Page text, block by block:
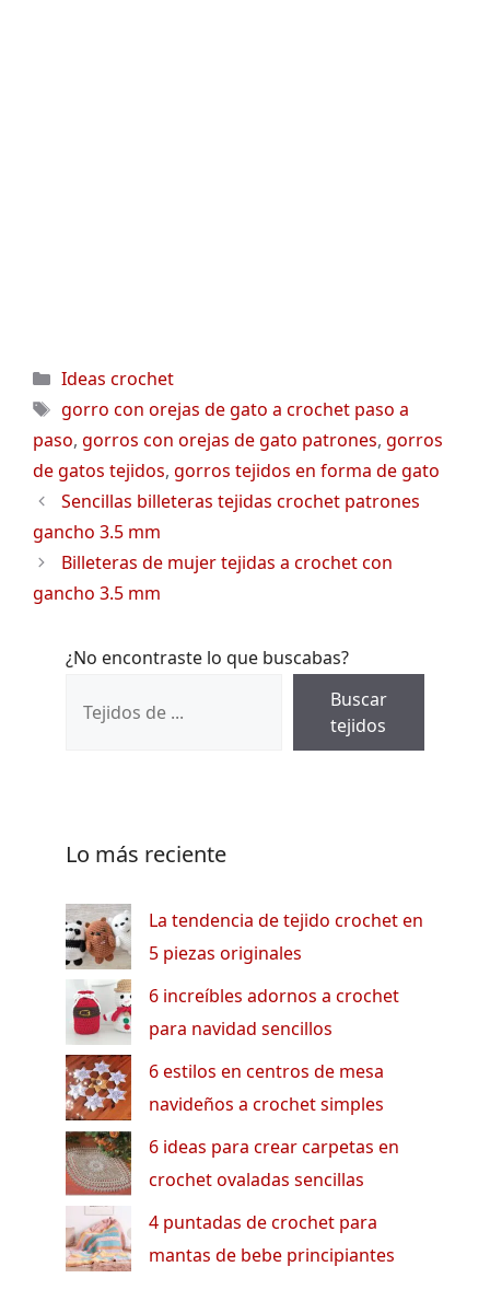
Categorías
Ideas crochet
Etiquetas
gorro con orejas de gato a crochet paso a
paso, gorros con orejas de gato patrones, gorros
de gatos tejidos, gorros tejidos en forma de gato
Sencillas billeteras tejidas crochet patrones
gancho 3.5 mm
Billeteras de mujer tejidas a crochet con
gancho 3.5 mm
¿No encontraste lo que buscabas?
Buscar
tejidos
Lo más reciente
La tendencia de tejido crochet en
5 piezas originales
6 increíbles adornos a crochet
para navidad sencillos
6 estilos en centros de mesa
navideños a crochet simples
6 ideas para crear carpetas en
crochet ovaladas sencillas
4 puntadas de crochet para
mantas de bebe principiantes